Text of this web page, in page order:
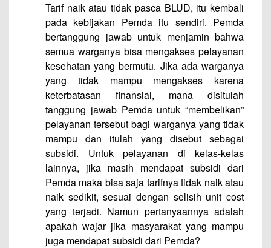
Tarif naik atau tidak pasca BLUD, itu kembali
pada kebijakan Pemda itu sendiri. Pemda
bertanggung jawab untuk menjamin bahwa
semua warganya bisa mengakses pelayanan
kesehatan yang bermutu. Jika ada warganya
yang tidak mampu mengakses karena
keterbatasan finansial, mana disitulah
tanggung jawab Pemda untuk “membelikan”
pelayanan tersebut bagi warganya yang tidak
mampu dan itulah yang disebut sebagai
subsidi. Untuk pelayanan di kelas-kelas
lainnya, jika masih mendapat subsidi dari
Pemda maka bisa saja tarifnya tidak naik atau
naik sedikit, sesuai dengan selisih unit cost
yang terjadi. Namun pertanyaannya adalah
apakah wajar jika masyarakat yang mampu
juga mendapat subsidi dari Pemda?